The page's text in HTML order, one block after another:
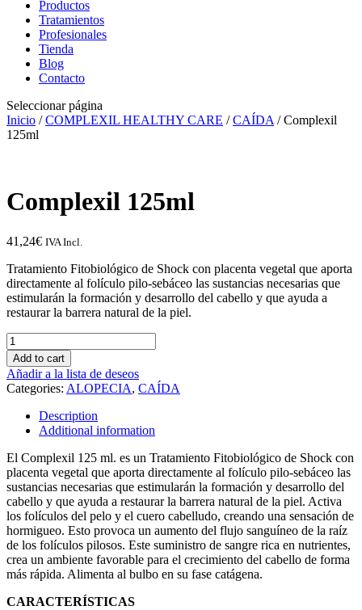
Productos
Tratamientos
Profesionales
Tienda
Blog
Contacto
Seleccionar página
Inicio /COMPLEXIL HEALTHY CARE /CAÍDA / Complexil
125ml
Complexil 125ml
41,24€ IVA Incl.
Tratamiento Fitobiológico de Shock con placenta vegetal que aporta
directamente al folículo pilo-sebáceo las sustancias necesarias que
estimularán la formación y desarrollo del cabello y que ayuda a
restaurar la barrera natural de la piel.
Complexil
125ml
quantity
Add to cart
Añadir a la lista de deseos
Categories: ALOPECIA, CAÍDA
Description
Additional information
El Complexil 125 ml. es un Tratamiento Fitobiológico de Shock con
placenta vegetal que aporta directamente al folículo pilo-sebáceo las
sustancias necesarias que estimularán la formación y desarrollo del
cabello y que ayuda a restaurar la barrera natural de la piel. Activa
los folículos del pelo y el cuero cabelludo, creando una sensación de
hormigueo. Esto provoca un aumento del flujo sanguíneo de la raíz
de los folículos pilosos. Este suministro de sangre rica en nutrientes,
crea un ambiente favorable para el crecimiento del cabello de forma
más rápida. Alimenta al bulbo en su fase catágena.
CARACTERÍSTICAS